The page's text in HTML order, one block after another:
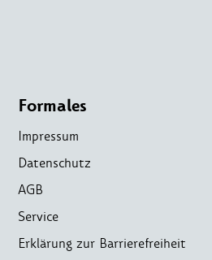
Formales
Impressum
Datenschutz
AGB
Service
Erklärung zur Barrierefreiheit